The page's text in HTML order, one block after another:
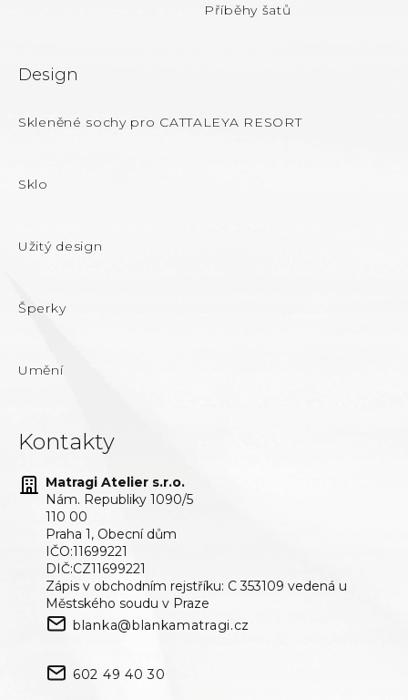
Příběhy šatů
Design
Skleněné sochy pro CATTALEYA RESORT
Sklo
Užitý design
Šperky
Umění
Kontakty
Matragi Atelier s.r.o.
Nám. Republiky 1090/5
110 00
Praha 1, Obecní dům
IČO:11699221
DIČ:CZ11699221
Zápis v obchodním rejstříku: C 353109 vedená u
Městského soudu v Praze
blanka@blankamatragi.cz
602 49 40 30